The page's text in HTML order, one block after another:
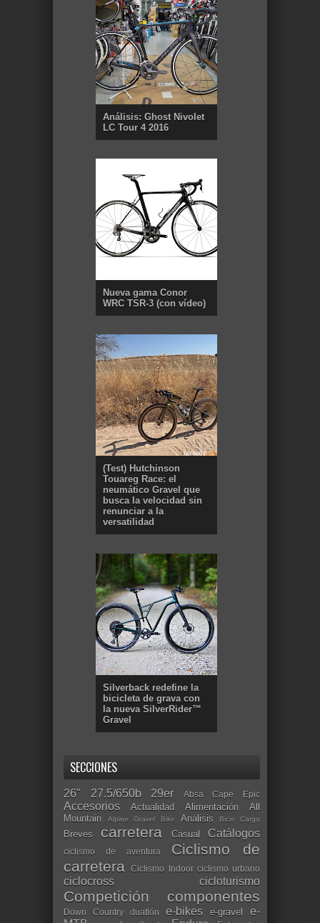
Análisis: Ghost Nivolet
LC Tour 4 2016
Nueva gama Conor
WRC TSR-3 (con vídeo)
(Test) Hutchinson
Touareg Race: el
neumático Gravel que
busca la velocidad sin
renunciar a la
versatilidad
Silverback redefine la
bicicleta de grava con
la nueva SilverRider™
Gravel
SECCIONES
26" 27.5/650b 29er Absa Cape Epic
Accesorios Actualidad Alimentación
All
Mountain
Alpine Gravel Bike Análisis Bicis Cargo
Breves carretera Casual Catálogos
ciclismo de aventura
Ciclismo de
carretera
Ciclismo Indoor ciclismo urbano
ciclocross cicloturismo
Competición componentes
Down Country duatlón e-bikes e-gravel
e-